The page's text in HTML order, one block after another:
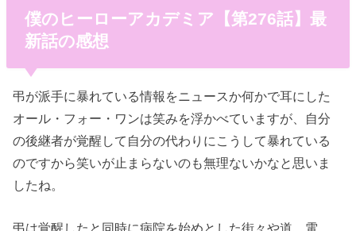
僕のヒーローアカデミア【第276話】最
新話の感想
弔が派手に暴れている情報をニュースか何かで耳にした
オール・フォー・ワンは笑みを浮かべていますが、自分
の後継者が覚醒して自分の代わりにこうして暴れている
のですから笑いが止まらないのも無理ないかなと思いま
したね。
弔は覚醒したと同時に病院を始めとした街々や道、電